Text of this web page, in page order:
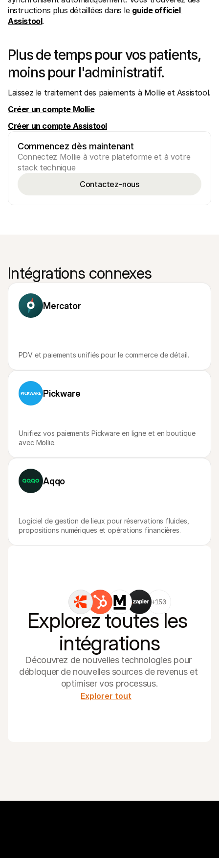
instructions plus détaillées dans le guide officiel
Assistool.
Plus de temps pour vos patients,
moins pour l'administratif.
Laissez le traitement des paiements à Mollie et Assistool.
Créer un compte Mollie
Créer un compte Assistool
Commencez dès maintenant
Connectez Mollie à votre plateforme et à votre
stack technique
Contactez-nous
Intégrations connexes
Mercator
PDV et paiements unifiés pour le commerce de détail.
Pickware
Unifiez vos paiements Pickware en ligne et en boutique
avec Mollie.
Aqqo
Logiciel de gestion de lieux pour réservations fluides,
propositions numériques et opérations financières.
+150
Explorez toutes les
intégrations
Découvrez de nouvelles technologies pour
débloquer de nouvelles sources de revenus et
optimiser vos processus.
Explorer tout